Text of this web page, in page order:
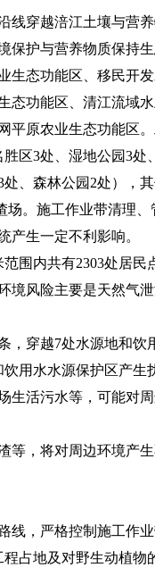
穿越涪江土壤与营
保护与营养物质保持
生态功能区、移民开
态功能区、清江流域
平原农业生态功能区。
区3处、湿地公园3处
、森林公园2处），其
场。施工作业带清理、
产生一定不利影响。
围内共有2303处居民
境风险主要是天然气
穿越7处水源地和饮
用水水源保护区产生
生活污水等，可能对
，将对周边环境产
，严格控制施工作业
占地及对野生动植物